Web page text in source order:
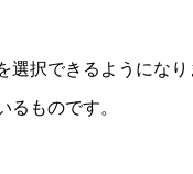
択できるようになり
ものです。